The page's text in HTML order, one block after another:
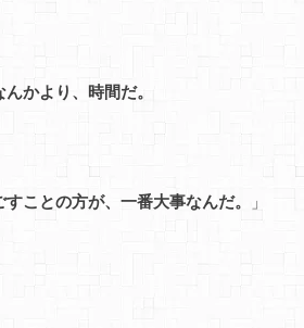
かより、時間だ。
ことの方が、一番大事なんだ。 」